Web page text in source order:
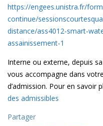
https://engees.unistra.fr/
continue/
distance/ass4012-smart-
assainissement-1
Interne ou externe, depuis
vous accompagne dans
d’admission. Pour en savoir
des admissibles
Partager